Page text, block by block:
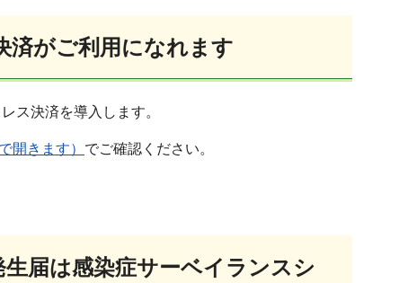
済がご利用になれます
ス決済を導入します。
開きます） でご確認ください。
届は感染症サーベイランスシ